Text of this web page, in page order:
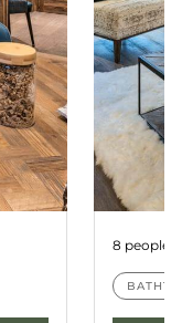
8 people